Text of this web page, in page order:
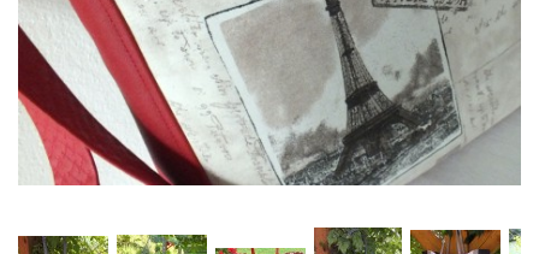
jk-laguna@seznam.cz
© 2025 eStránky.cz